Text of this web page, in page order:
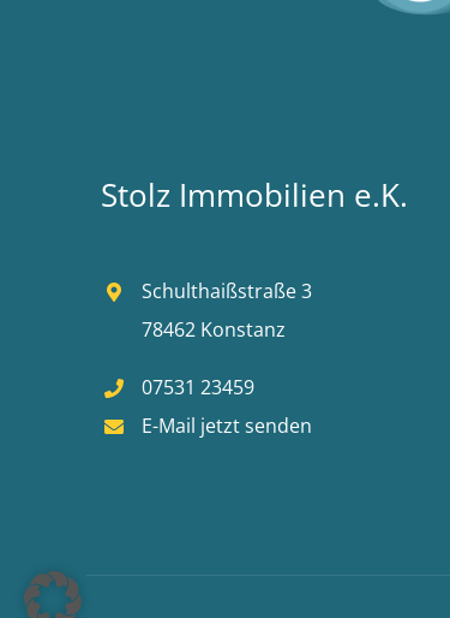
Stolz Immobilien e.K.
Schulthaißstraße 3
78462 Konstanz
07531 23459
E-Mail jetzt senden